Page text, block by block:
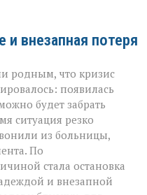
внезапная потеря
родным, что кризис
появилась
будет забрать
ситуация резко
из больницы,
По
стала остановка
и внезапной